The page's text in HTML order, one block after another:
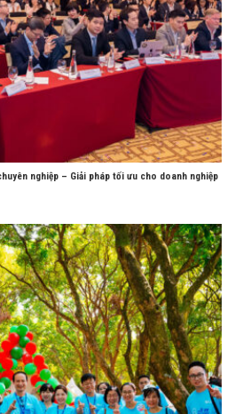
nghiệp – Giải pháp tối ưu cho doanh nghiệp